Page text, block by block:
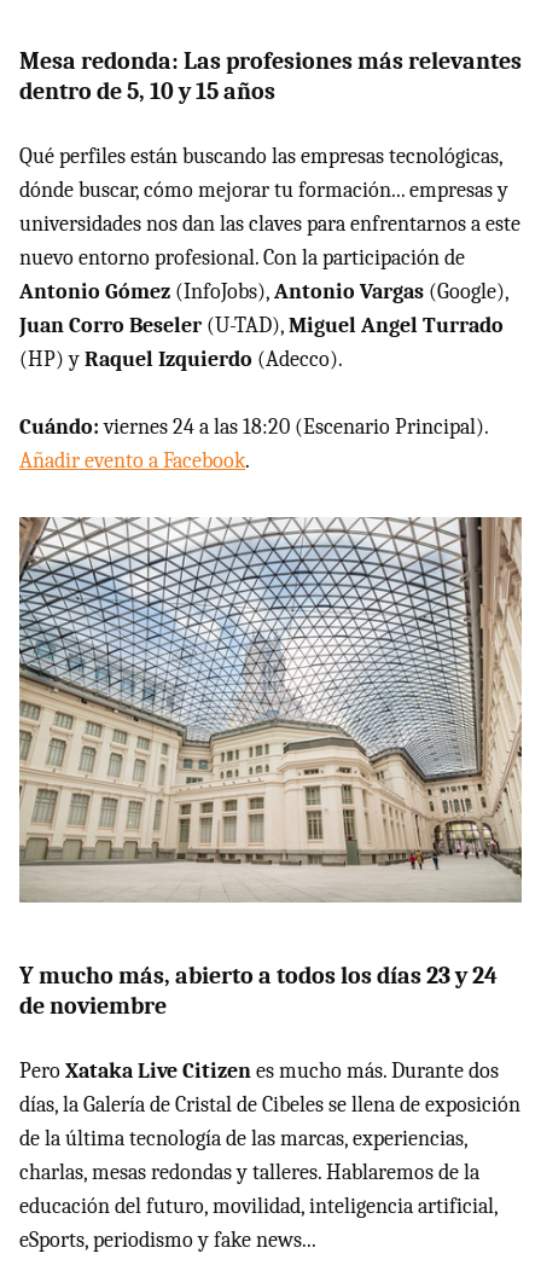
Mesa redonda: Las profesiones más relevantes
dentro de 5, 10 y 15 años
Qué perfiles están buscando las empresas tecnológicas,
dónde buscar, cómo mejorar tu formación... empresas y
universidades nos dan las claves para enfrentarnos a este
nuevo entorno profesional. Con la participación de
Antonio Gómez (InfoJobs),Antonio Vargas (Google),
Juan Corro Beseler (U-TAD),Miguel Angel Turrado
(HP) yRaquel Izquierdo (Adecco).
Cuándo:viernes 24 a las 18:20 (Escenario Principal).
Añadir evento a Facebook.
Y mucho más, abierto a todos los días 23 y 24
de noviembre
PeroXataka Live Citizenes mucho más. Durante dos
días, la Galería de Cristal de Cibeles se llena de exposición
de la última tecnología de las marcas, experiencias,
charlas, mesas redondas y talleres. Hablaremos de la
educación del futuro, movilidad, inteligencia artificial,
eSports, periodismo y fake news...